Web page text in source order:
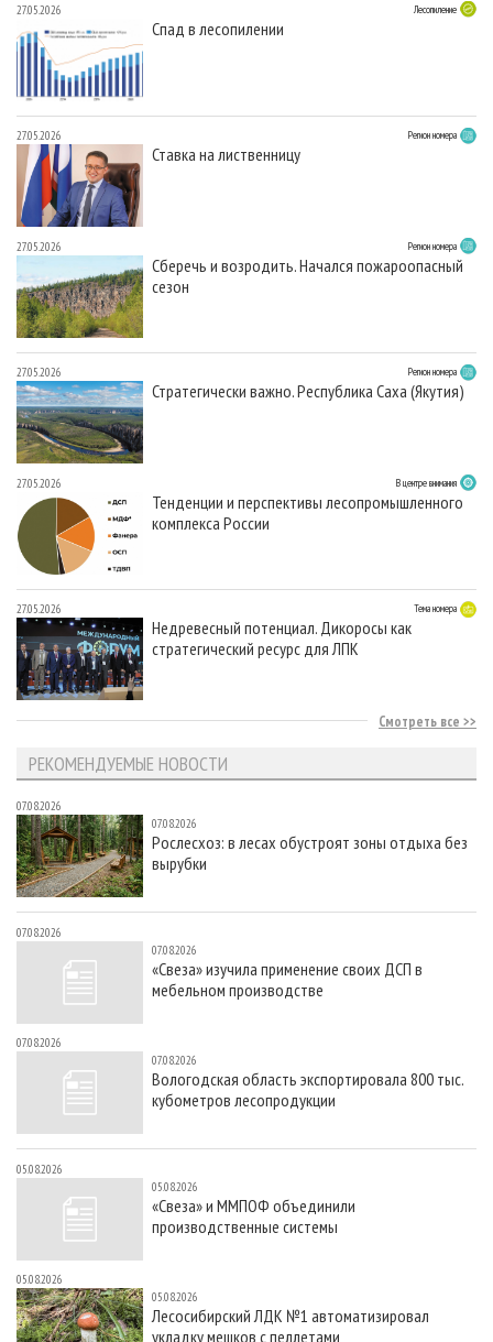
27.05.2026 Лесопиление
Спад в лесопилении
27.05.2026 Регион номера
Ставка на лиственницу
27.05.2026 Регион номера
Сберечь и возродить. Начался пожароопасный
сезон
27.05.2026 Регион номера
Стратегически важно. Республика Саха (Якутия)
27.05.2026 В центре внимания
Тенденции и перспективы лесопромышленного
комплекса России
27.05.2026 Тема номера
Недревесный потенциал. Дикоросы как
стратегический ресурс для ЛПК
Смотреть все
РЕКОМЕНДУЕМЫЕ НОВОСТИ
07.08.2026
07.08.2026
Рослесхоз: в лесах обустроят зоны отдыха без
вырубки
07.08.2026
07.08.2026
«Свеза» изучила применение своих ДСП в
мебельном производстве
07.08.2026
07.08.2026
Вологодская область экспортировала 800 тыс.
кубометров лесопродукции
05.08.2026
05.08.2026
«Свеза» и ММПОФ объединили
производственные системы
05.08.2026
05.08.2026
Лесосибирский ЛДК №1 автоматизировал
укладку мешков с пеллетами